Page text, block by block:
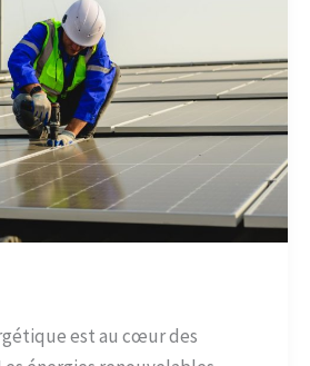
est au cœur des